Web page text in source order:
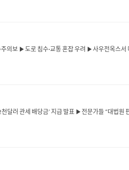
의보 ▶도로 침수·교통 혼잡 우려 ▶사우전옥스서
러 관세 배당금’ 지급 발표 ▶전문가들 “대법원